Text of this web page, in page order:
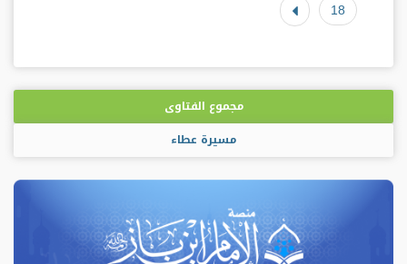
18
مجموع الفتاوى
مسيرة عطاء